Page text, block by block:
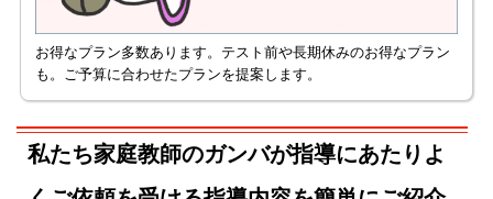
お得なプラン多数あります。テスト前や長期休みのお得なプラン
も。ご予算に合わせたプランを提案します。
私たち家庭教師のガンバが指導にあたりよ